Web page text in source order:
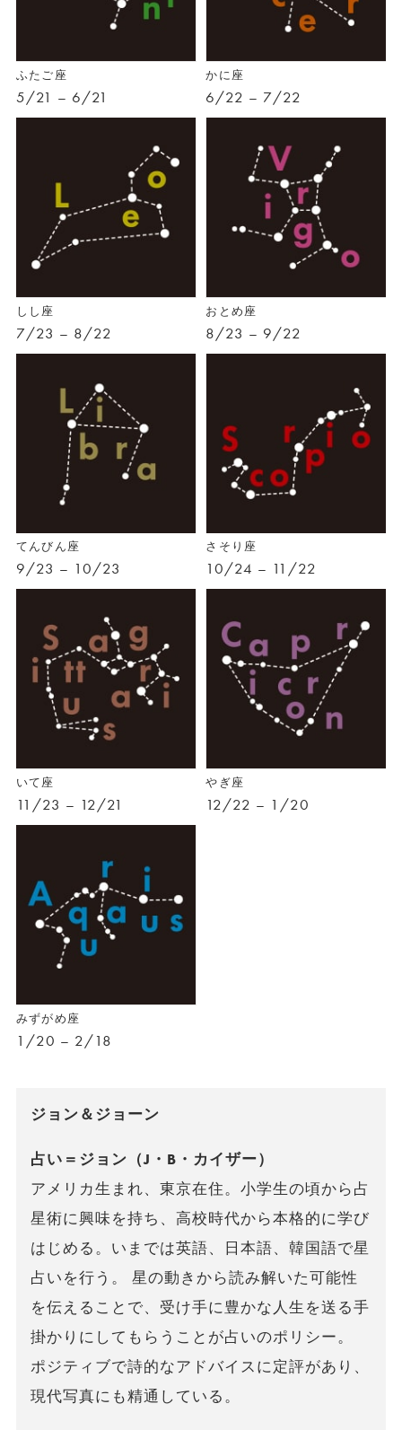
ふたご座
5/21 – 6/21
かに座
6/22 – 7/22
しし座
7/23 – 8/22
おとめ座
8/23 – 9/22
てんびん座
9/23 – 10/23
さそり座
10/24 – 11/22
いて座
11/23 – 12/21
やぎ座
12/22 – 1/20
みずがめ座
1/20 – 2/18
ジョン＆ジョーン
占い＝ジョン（J・B・カイザー）
アメリカ生まれ、東京在住。小学生の頃から占
星術に興味を持ち、高校時代から本格的に学び
はじめる。いまでは英語、日本語、韓国語で星
占いを行う。 星の動きから読み解いた可能性
を伝えることで、受け手に豊かな人生を送る手
掛かりにしてもらうことが占いのポリシー。
ポジティブで詩的なアドバイスに定評があり、
現代写真にも精通している。